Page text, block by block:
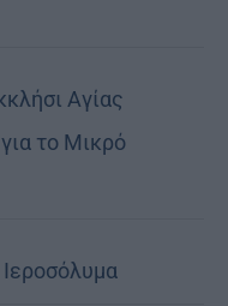
Αγίας
το Μικρό